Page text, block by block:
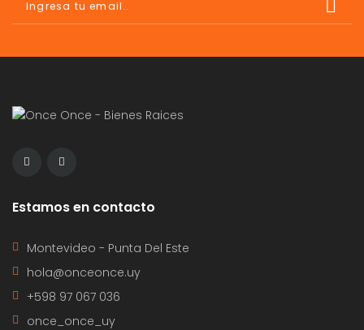
Estamos en contacto
Montevideo - Punta Del Este
hola@onceonce.uy
+598 97 067 036
once_once_uy